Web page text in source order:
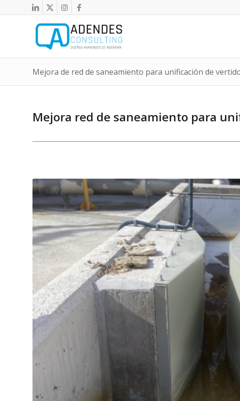
Mejora de red de saneamiento para unificación de
Mejora red de saneamiento para